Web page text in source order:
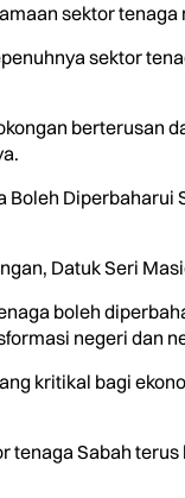
sektor tenaga
sektor
berterusan
Diperbaharui
Datuk Seri
boleh
negeri dan
kritikal bagi
tenaga Sabah